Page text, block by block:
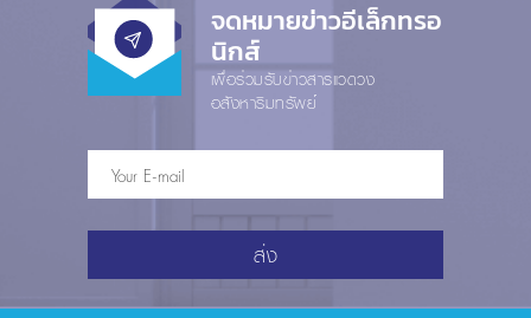
จดหมายข่าวอีเล็กทรอ
นิกส์
เพื่อร่วมรับข่าวสารแวดวง
อสังหาริมทรัพย์
ส่ง